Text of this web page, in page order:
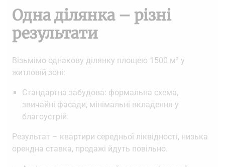
Одна ділянка – різні
результати
Візьмімо однакову ділянку площею 1500 м² у
житловій зоні:
Стандартна забудова: формальна схема,
звичайні фасади, мінімальні вкладення у
благоустрій.
Результат – квартири середньої ліквідності, низька
орендна ставка, продажі йдуть повільно.